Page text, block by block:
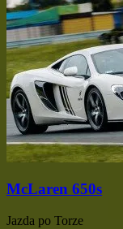
McLaren 650s
Jazda po Torze